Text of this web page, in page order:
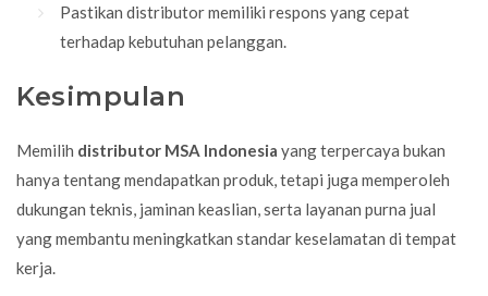
Pastikan distributor memiliki respons yang cepat
terhadap kebutuhan pelanggan.
Kesimpulan
Memilih distributor MSA Indonesia yang terpercaya bukan
hanya tentang mendapatkan produk, tetapi juga memperoleh
dukungan teknis, jaminan keaslian, serta layanan purna jual
yang membantu meningkatkan standar keselamatan di tempat
kerja.